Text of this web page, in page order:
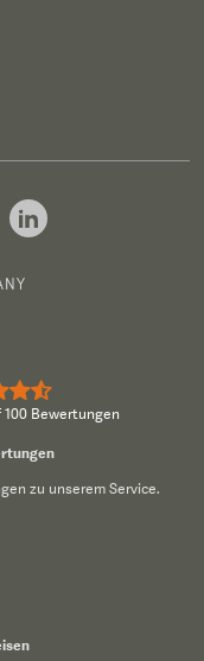
100 Bewertungen
zu unserem Service.